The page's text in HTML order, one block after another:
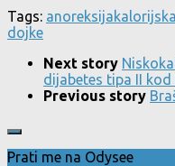
Tags: anoreksija
dojke
Next story
dijabetes tipa II kod
Previous story
Prati me na Odysee